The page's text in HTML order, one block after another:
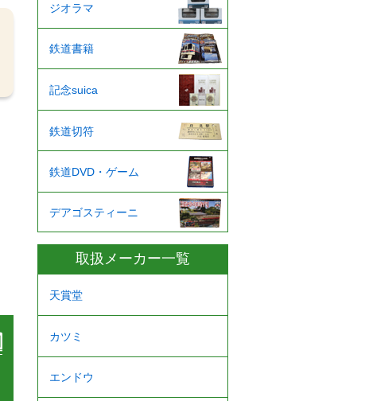
ジオラマ
鉄道書籍
記念suica
鉄道切符
鉄道DVD・ゲーム
デアゴスティーニ
取扱メーカー一覧
天賞堂
カツミ
エンドウ